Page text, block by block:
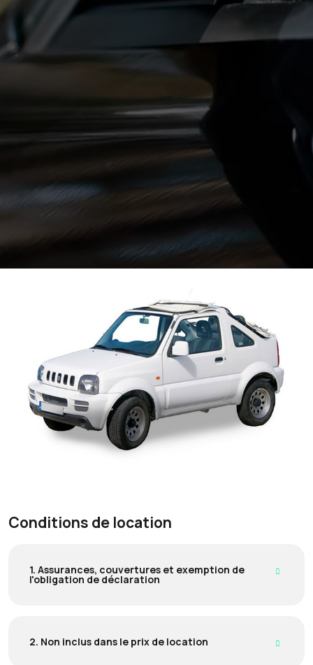
Conditions de location
1. Assurances, couvertures et exemption de
l'obligation de déclaration
2. Non inclus dans le prix de location